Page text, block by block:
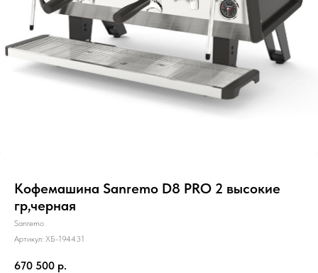
Кофемашина Sanremo D8 PRO 2 высокие
гр,черная
Sanremo
Артикул: ХБ-194431
670 500 р.